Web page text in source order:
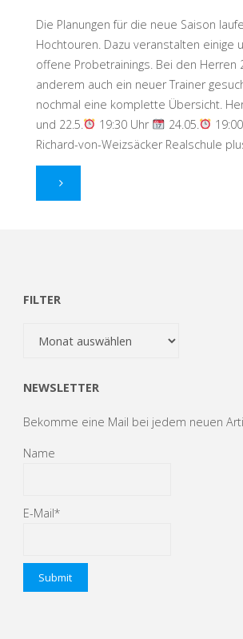
Die Planungen für die neue Saison
Hochtouren. Dazu veranstalten einige
offene Probetrainings. Bei den Herren
anderem auch ein neuer Trainer
nochmal eine komplette Übersicht.
und 22.5.
19:30 Uhr 24.05.
Richard-von-Weizsäcker Realschule
"Offene
FILTER
NEWSLETTER
Bekomme eine Mail bei jedem neuen
Name
E-Mail*